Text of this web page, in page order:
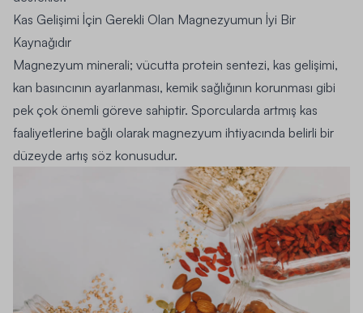
Kas Gelişimi İçin Gerekli Olan Magnezyumun İyi Bir
Kaynağıdır
Magnezyum minerali; vücutta protein sentezi, kas gelişimi,
kan basıncının ayarlanması, kemik sağlığının korunması gibi
pek çok önemli göreve sahiptir. Sporcularda artmış kas
faaliyetlerine bağlı olarak magnezyum ihtiyacında belirli bir
düzeyde artış söz konusudur.